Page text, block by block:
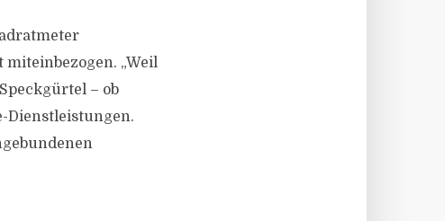
„Weil
– ob
Dienstleistungen.